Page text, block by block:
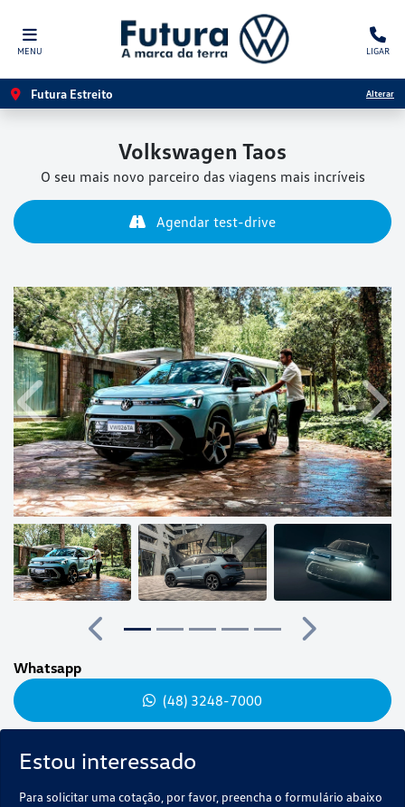
MENU LIGAR
Futura Estreito Alterar
Volkswagen Taos
O seu mais novo parceiro das viagens mais incríveis
Agendar test-drive
Estou interessado
Para solicitar uma cotação, por favor, preencha o formulário abaixo
Anterior
Anterior
Próximo
Whatsapp
(48) 3248-7000